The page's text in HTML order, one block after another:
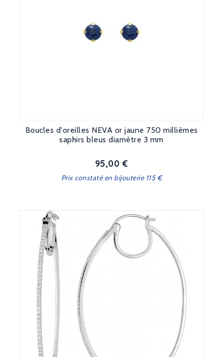
Boucles d'oreilles NEVA or jaune 750 millièmes
saphirs bleus diamètre 3 mm
Prix
95,00 €
Prix constaté en bijouterie 115 €